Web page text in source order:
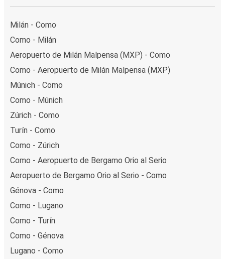
Milán - Como
Como - Milán
Aeropuerto de Milán Malpensa (MXP) - Como
Como - Aeropuerto de Milán Malpensa (MXP)
Múnich - Como
Como - Múnich
Zúrich - Como
Turín - Como
Como - Zúrich
Como - Aeropuerto de Bergamo Orio al Serio
Aeropuerto de Bergamo Orio al Serio - Como
Génova - Como
Como - Lugano
Como - Turín
Como - Génova
Lugano - Como